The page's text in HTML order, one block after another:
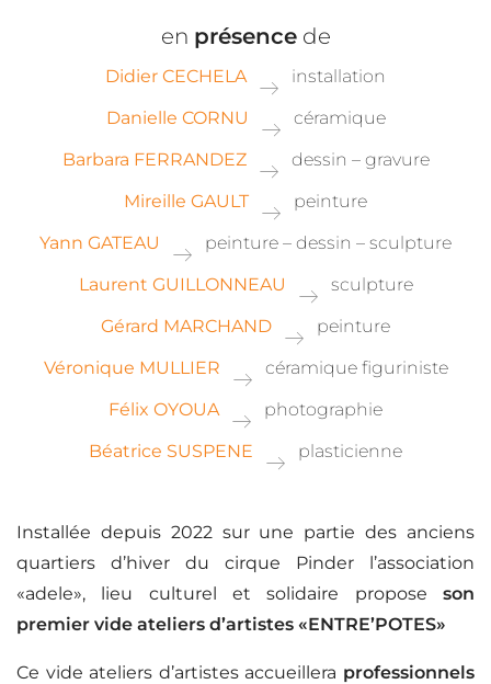
en présencede
Didier CECHELA
installation
Danielle CORNU
céramique
Barbara FERRANDEZ
dessin – gravure
Mireille GAULT
peinture
Yann GATEAU
peinture – dessin – sculpture
Laurent GUILLONNEAU
sculpture
Gérard MARCHAND
peinture
Véronique MULLIER
céramique figuriniste
Félix OYOUA
photographie
Béatrice SUSPENE
plasticienne
Installée depuis 2022 sur une partie des anciens
quartiers d’hiver du cirque Pinder l’association
«adele», lieu culturel et solidaire propose son
premier vide ateliers d’artistes «ENTRE’POTES»
Ce vide ateliers d’artistes accueillera professionnels